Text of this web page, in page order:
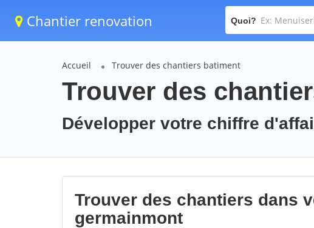
Chantier renovation Quoi?
Accueil Trouver des chantiers batiment
Trouver des
Développer votre chiffre
Trouver des chantiers dans
germainmont